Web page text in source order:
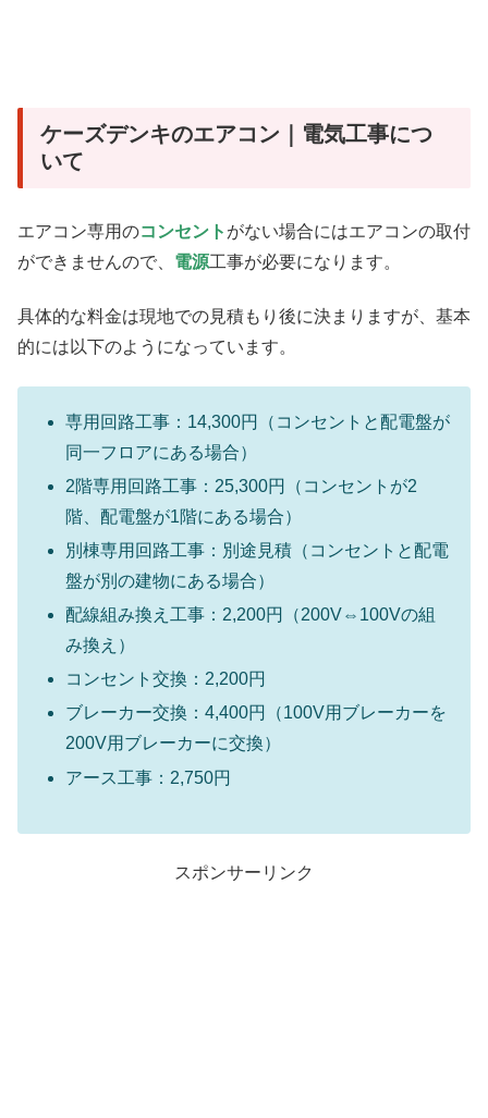
ケーズデンキのエアコン｜電気工事につ
いて
エアコン専用のコンセント がない場合にはエアコンの取付
ができませんので、 電源工事が必要になります。
具体的な料金は現地での見積もり後に決まりますが、基本
的には以下のようになっています。
専用回路工事：14,300円（コンセントと配電盤が
同一フロアにある場合）
2階専用回路工事：25,300円（コンセントが2
階、配電盤が1階にある場合）
別棟専用回路工事：別途見積（コンセントと配電
盤が別の建物にある場合）
配線組み換え工事：2,200円（200V⇔100Vの組
み換え）
コンセント交換：2,200円
ブレーカー交換：4,400円（100V用ブレーカーを
200V用ブレーカーに交換）
アース工事：2,750円
スポンサーリンク